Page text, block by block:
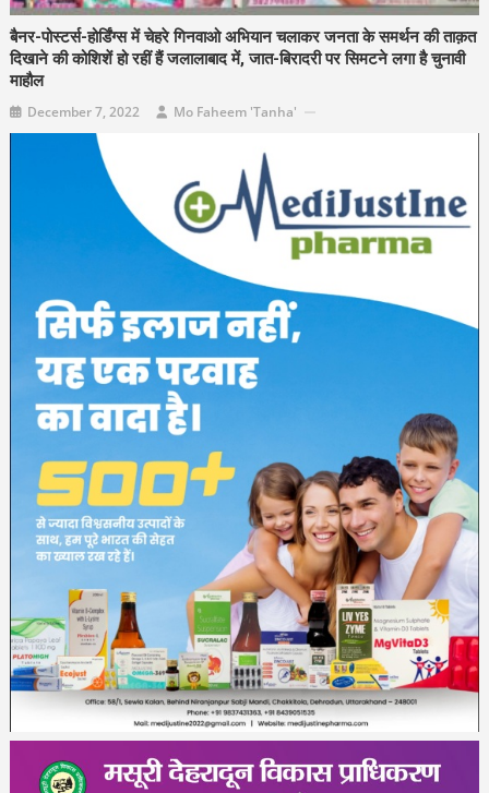
बैनर-पोस्टर्स-होर्डिंग्स में चेहरे गिनवाओ अभियान चलाकर जनता के समर्थन की ताक़त
दिखाने की कोशिशें हो रहीं हैं जलालाबाद में, जात-बिरादरी पर सिमटने लगा है चुनावी
माहौल
December 7, 2022 Mo Faheem 'Tanha'